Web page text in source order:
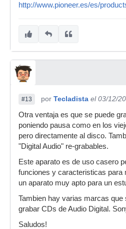
http://www.pioneer.es/es/
#13 por Tecladista el 03/12/
Otra ventaja es que se puede
poniendo pausa como en los
pero directamente al disco.
"Digital Audio" re-grabables.
Este aparato es de uso casero
funciones y caracteristicas para
un aparato muy apto para un
Tambien hay varias marcas que
grabar CDs de Audio Digital.
Saludos!